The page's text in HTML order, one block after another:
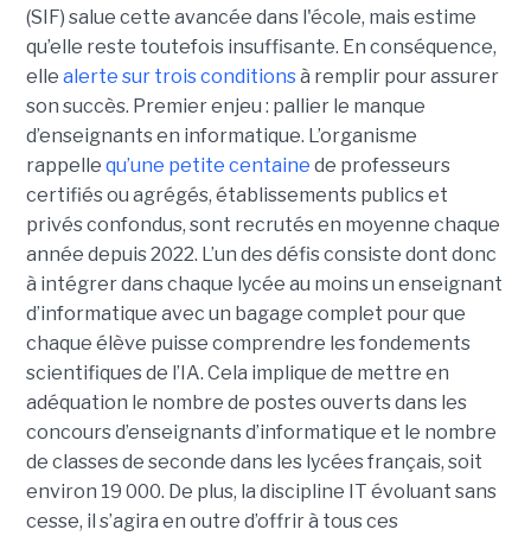
(SIF) salue cette avancée dans l'école, mais estime
qu’elle reste toutefois insuffisante. En conséquence,
elle alerte sur trois conditionsà remplir pour assurer
son succès. Premier enjeu : pallier le manque
d’enseignants en informatique. L’organisme
rappelle qu’une petite centaine de professeurs
certifiés ou agrégés, établissements publics et
privés confondus, sont recrutés en moyenne chaque
année depuis 2022. L’un des défis consiste dont donc
à intégrer dans chaque lycée au moins un enseignant
d’informatique avec un bagage complet pour que
chaque élève puisse comprendre les fondements
scientifiques de l’IA. Cela implique de mettre en
adéquation le nombre de postes ouverts dans les
concours d’enseignants d’informatique et le nombre
de classes de seconde dans les lycées français, soit
environ 19 000. De plus, la discipline IT évoluant sans
cesse, il s’agira en outre d’offrir à tous ces